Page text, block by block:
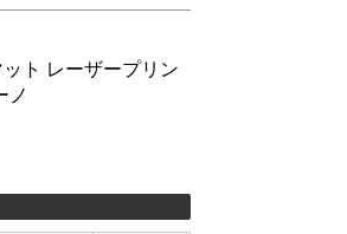
ト レーザープリン
ノ